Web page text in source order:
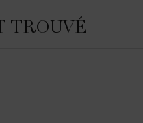
TROUVÉ